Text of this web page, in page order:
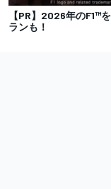
【PR】2026年のF1™
ランも！